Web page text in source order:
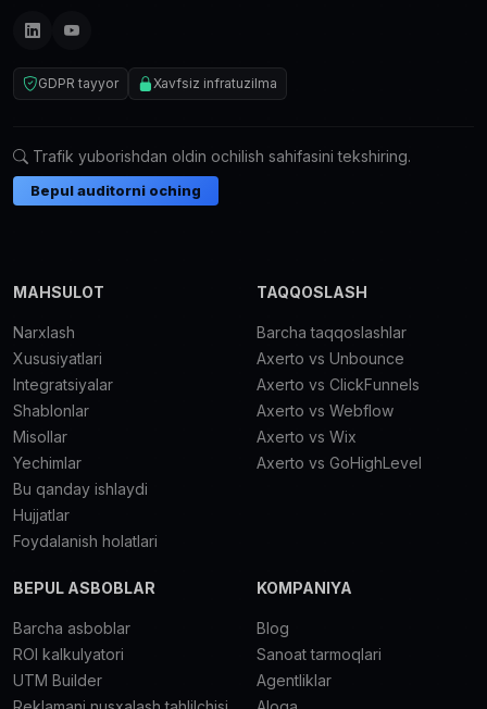
GDPR tayyor Xavfsiz infratuzilma
Trafik yuborishdan oldin ochilish sahifasini tekshiring.
Bepul auditorni oching
MAHSULOT
Narxlash
Xususiyatlari
Integratsiyalar
Shablonlar
Misollar
Yechimlar
Bu qanday ishlaydi
Hujjatlar
Foydalanish holatlari
TAQQOSLASH
Barcha taqqoslashlar
Axerto vs Unbounce
Axerto vs ClickFunnels
Axerto vs Webflow
Axerto vs Wix
Axerto vs GoHighLevel
BEPUL ASBOBLAR
Barcha asboblar
ROI kalkulyatori
UTM Builder
KOMPANIYA
Blog
Sanoat tarmoqlari
Agentliklar